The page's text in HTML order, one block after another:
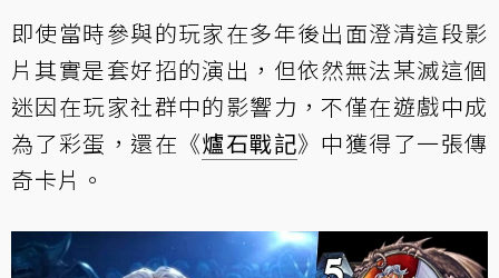
即使當時參與的玩家在多年後出面澄清這段影
片其實是套好招的演出，但依然無法某滅這個
迷因在玩家社群中的影響力，不僅在遊戲中成
為了彩蛋，還在《爐石戰記》中獲得了一張傳
奇卡片。